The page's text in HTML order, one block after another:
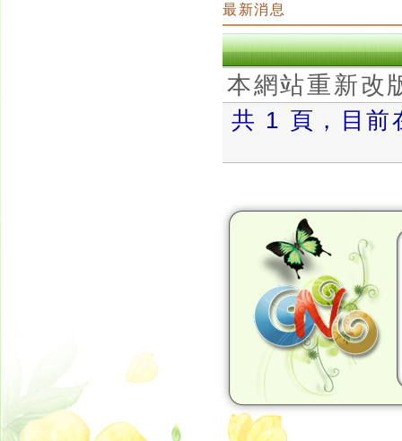
最新消息
本網站重新改
共 1 頁，目
Neo網站設計工坊